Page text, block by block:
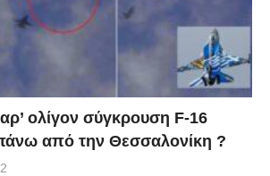
ολίγον σύγκρουση F-16
από την Θεσσαλονίκη ?